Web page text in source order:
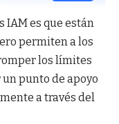
IAM es que están
permiten a los
los límites
punto de apoyo
a través del